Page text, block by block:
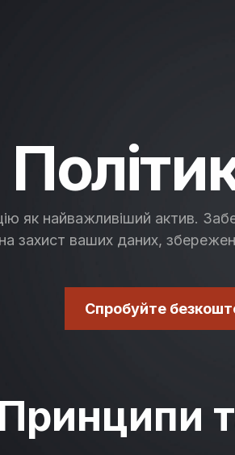
як найважливіший актив.
захист ваших даних,
Спробуйте
Принципи